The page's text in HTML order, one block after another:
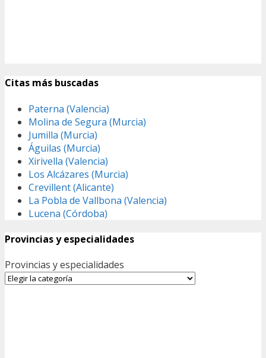
Citas más buscadas
Paterna (Valencia)
Molina de Segura (Murcia)
Jumilla (Murcia)
Águilas (Murcia)
Xirivella (Valencia)
Los Alcázares (Murcia)
Crevillent (Alicante)
La Pobla de Vallbona (Valencia)
Lucena (Córdoba)
Provincias y especialidades
Provincias y especialidades